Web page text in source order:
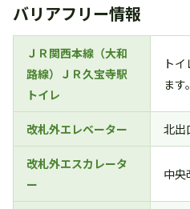
バリアフリー情報
ＪＲ関西本線（大和
路線）ＪＲ久宝寺駅
トイレ
ト
ます。
改札外エレベーター 北出
改札外エスカレータ
ー
中